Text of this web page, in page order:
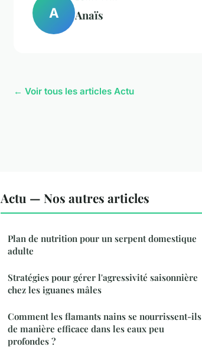
A Anaïs
← Voir tous les articles Actu
Actu — Nos autres articles
Plan de nutrition pour un serpent domestique
adulte
Stratégies pour gérer l'agressivité saisonnière
chez les iguanes mâles
Comment les flamants nains se nourrissent-ils
de manière efficace dans les eaux peu
profondes ?